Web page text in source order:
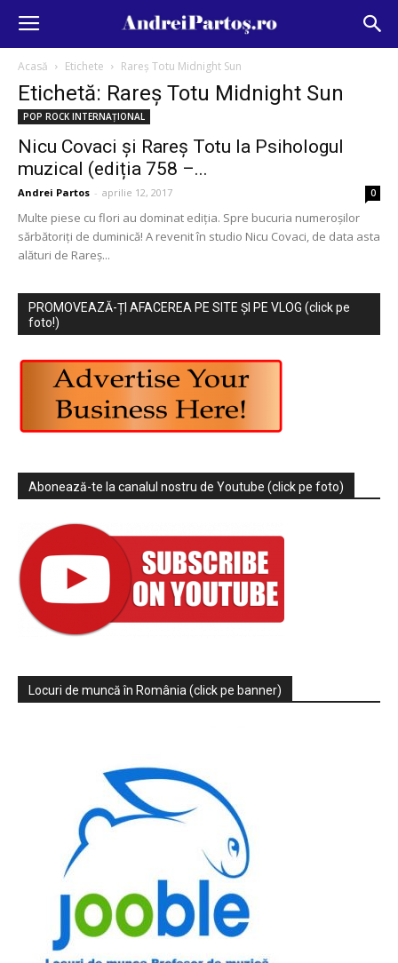
Acasă Etichete Rareș Totu Midnight Sun
Etichetă: Rareș Totu Midnight Sun
POP ROCK INTERNAȚIONAL
Nicu Covaci și Rareș Totu la Psihologul
muzical (ediția 758 –...
Andrei Partos - aprilie 12, 2017 0
Multe piese cu flori au dominat ediția. Spre bucuria numeroșilor
sărbătoriți de duminică! A revenit în studio Nicu Covaci, de data asta
alături de Rareș...
PROMOVEAZĂ-ȚI AFACEREA PE SITE ȘI PE VLOG (click pe
foto!)
Abonează-te la canalul nostru de Youtube (click pe foto)
Locuri de muncă în România (click pe banner)